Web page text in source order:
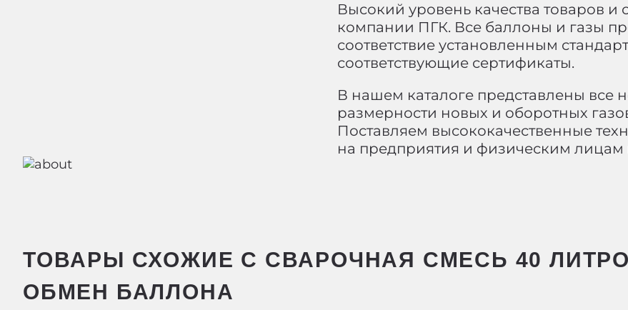
Высокий уровень качества товаров и
компании ПГК. Все баллоны и газы
соответствие установленным
соответствующие сертификаты.
В нашем каталоге представлены все
размерности новых и оборотных
Поставляем высококачественные
на предприятия и физическим лицам
ТОВАРЫ СХОЖИЕ С СВАРОЧНАЯ СМЕСЬ 40 ЛИТРОВ
ОБМЕН БАЛЛОНА